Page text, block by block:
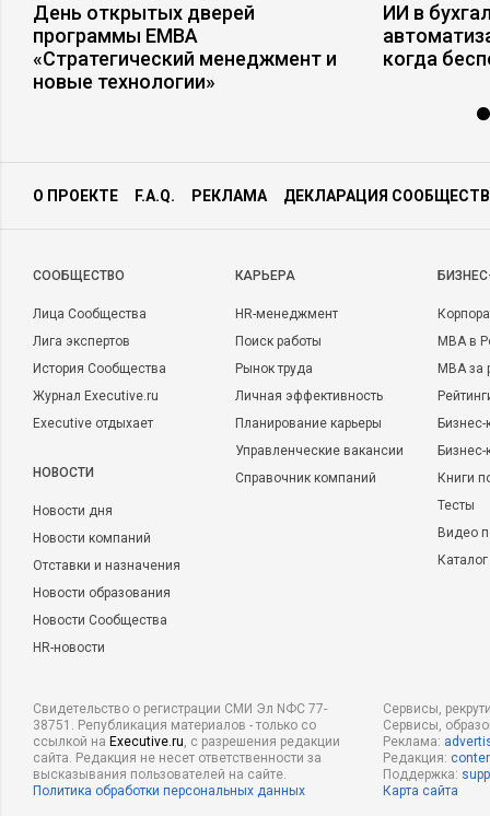
День открытых дверей
программы ЕМВА
«Стратегический менеджмент и
новые технологии»
ИИ в
когда
О ПРОЕКТЕ F.A.Q. РЕКЛАМА ДЕКЛАРАЦИЯ
CООБЩЕСТВО
Лица Сообщества
Лига экспертов
История Сообщества
Журнал Executive.ru
Executive отдыхает
НОВОСТИ
Новости дня
Новости компаний
Отставки и назначения
Новости образования
Новости Сообщества
HR-новости
КАРЬЕРА
HR-менеджмент
Поиск работы
Рынок труда
Личная эффективность
Планирование карьеры
Управленческие вакансии
Справочник компаний
MBA в
MBA
Бизнес-
Книги
Тесты
Видео
Свидетельство о регистрации СМИ Эл NФС 77-
38751. Републикация материалов - только со
ссылкой на Executive.ru, с разрешения редакции
сайта. Редакция не несет ответственности за
высказывания пользователей на сайте.
Политика обработки персональных данных
Сервисы,
Сервисы,
Реклама:
Редакция:
Поддержка:
Карта сайта